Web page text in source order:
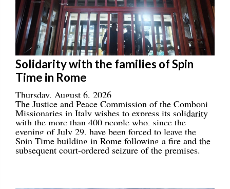
Solidarity with the families of Spin
Time in Rome
Thursday, August 6, 2026
The Justice and Peace Commission of the Comboni
Missionaries in Italy wishes to express its solidarity
with the more than 400 people who, since the
evening of July 29, have been forced to leave the
Spin Time building in Rome following a fire and the
subsequent court-ordered seizure of the premises.